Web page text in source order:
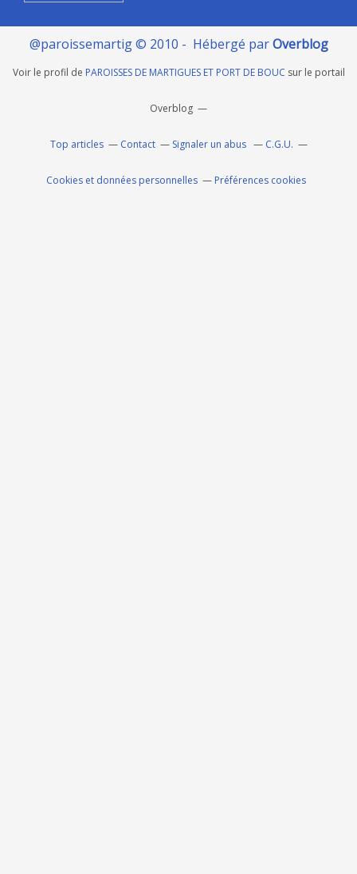
@paroissemartig © 2010 - Hébergé parOverblog
Voir le profil de PAROISSES DE MARTIGUES ET PORT DE BOUC sur le portail
Overblog
Top articles Contact Signaler un abus C.G.U.
Cookies et données personnelles Préférences cookies